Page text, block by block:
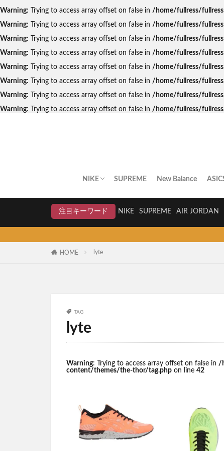
Warning: Trying to access array offset on false in /home/fullress/
Warning: Trying to access array offset on false in /home/fullress/
Warning: Trying to access array offset on false in /home/fullress/
Warning: Trying to access array offset on false in /home/fullress/
Warning: Trying to access array offset on false in /home/fullress/
Warning: Trying to access array offset on false in /home/fullress/
Warning: Trying to access array offset on false in /home/fullress/
Warning: Trying to access array offset on false in /home/fullress/
NIKE SUPREME New Balance
注目キーワード
NIKE SUPREME AIR JORDAN
HOME lyte
TAG
lyte
Warning: Trying to access array offset on false in /
content/themes/the-thor/tag.php on line 42